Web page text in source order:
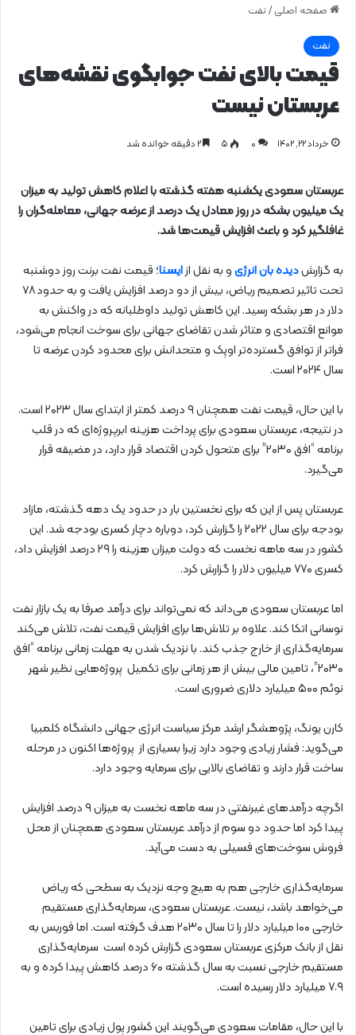
صفحه اصلی / نفت
نفت
قیمت بالای نفت جوابگوی نقشه‌های
عربستان نیست
خرداد ۲۲, ۱۴۰۲ 0 ۵
عربستان سعودی یکشنبه هفته گذشته با اعلام کاهش تولید به میزان
یک میلیون بشکه در روز معادل یک درصد از عرضه جهانی، معامله‌گران را
غافلگیر کرد و باعث افزایش قیمت‌ها شد.
به گزارشدیده بان انرژیو به نقل ازایسنا؛ قیمت نفت برنت روز دوشنبه
تحت تاثیر تصمیم ریاض، بیش از دو درصد افزایش یافت و به حدود ۷۸
دلار در هر بشکه رسید. این کاهش تولید داوطلبانه که در واکنش به
موانع اقتصادی و متاثر شدن تقاضای جهانی برای سوخت انجام می‌شود،
فراتر از توافق گسترده‌تر اوپک و متحدانش برای محدود کردن عرضه تا
سال ۲۰۲۴ است.
با این حال، قیمت نفت همچنان ۹ درصد کمتر از ابتدای سال ۲۰۲۳ است.
در نتیجه، عربستان سعودی برای پرداخت هزینه ابرپروژه‌ای که در قلب
برنامه “افق ۲۰۳۰” برای متحول کردن اقتصاد قرار دارد، در مضیقه قرار
می‌گیرد.
عربستان پس از این که برای نخستین بار در حدود یک دهه گذشته، مازاد
بودجه برای سال ۲۰۲۲ را گزارش کرد، دوباره دچار کسری بودجه شد. این
کشور در سه ماهه نخست که دولت میزان هزینه را ۲۹ درصد افزایش داد،
کسری ۷۷۰ میلیون دلار را گزارش کرد.
اما عربستان سعودی می‌داند که نمی‌تواند برای درآمد صرفا به یک بازار نفت
نوسانی اتکا کند. علاوه بر تلاش‌ها برای افزایش قیمت نفت، تلاش می‌کند
سرمایه‌گذاری از خارج جذب کند. با نزدیک شدن به مهلت زمانی برنامه “افق
۲۰۳۰”، تامین مالی بیش از هر زمانی برای تکمیل پروژه‌هایی نظیر شهر
نوئم ۵۰۰ میلیارد دلاری ضروری است.
کارن یونگ، پژوهشگر ارشد مرکز سیاست انرژی جهانی دانشگاه کلمبیا
می‌گوید: فشار زیادی وجود دارد زیرا بسیاری از پروژه‌ها اکنون در مرحله
ساخت قرار دارند و تقاضای بالایی برای سرمایه وجود دارد.
اگرچه درآمدهای غیرنفتی در سه ماهه نخست به میزان ۹ درصد افزایش
پیدا کرد اما حدود دو سوم از درآمد عربستان سعودی همچنان از محل
فروش سوخت‌های فسیلی به دست می‌آید.
سرمایه‌گذاری خارجی هم به هیچ وجه نزدیک به سطحی که ریاض
می‌خواهد باشد، نیست. عربستان سعودی، سرمایه‌گذاری مستقیم
خارجی ۱۰۰ میلیارد دلار را تا سال ۲۰۳۰ هدف گرفته است. اما فوربس به
نقل از بانک مرکزی عربستان سعودی گزارش کرده است سرمایه‌گذاری
مستقیم خارجی نسبت به سال گذشته ۶۰ درصد کاهش پیدا کرده و به
۷.۹ میلیارد دلار رسیده است.
با این حال، مقامات سعودی می‌گویند این کشور پول زیادی برای تامین